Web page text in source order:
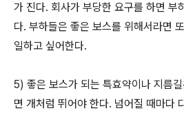
가 진다. 회사가 부당한 요구를 하면 부
다. 부하들은 좋은 보스를 위해서라면
일하고 싶어한다.
5) 좋은 보스가 되는 특효약이나 지름
면 개처럼 뛰어야 한다. 넘어질 때마다